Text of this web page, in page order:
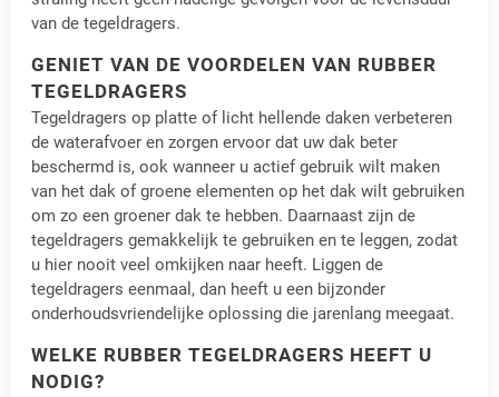
van de tegeldragers.
GENIET VAN DE VOORDELEN VAN RUBBER
TEGELDRAGERS
Tegeldragers op platte of licht hellende daken verbeteren
de waterafvoer en zorgen ervoor dat uw dak beter
beschermd is, ook wanneer u actief gebruik wilt maken
van het dak of groene elementen op het dak wilt gebruiken
om zo een groener dak te hebben. Daarnaast zijn de
tegeldragers gemakkelijk te gebruiken en te leggen, zodat
u hier nooit veel omkijken naar heeft. Liggen de
tegeldragers eenmaal, dan heeft u een bijzonder
onderhoudsvriendelijke oplossing die jarenlang meegaat.
WELKE RUBBER TEGELDRAGERS HEEFT U
NODIG?